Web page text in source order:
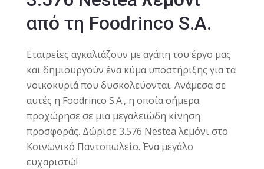
από τη Foodrinco S.A.
Εταιρείες αγκαλιάζουν με αγάπη του έργο μας
και δημιουργούν ένα κύμα υποστήριξης για τα
νοικοκυριά που δυσκολεύονται. Ανάμεσα σε
αυτές η Foodrinco S.A., η οποία σήμερα
προχώρησε σε μια μεγαλειώδη κίνηση
προσφοράς. Δώρισε 3.576 Nestea λεμόνι στο
Κοινωνικό Παντοπωλείο. Ένα μεγάλο
ευχαριστώ!